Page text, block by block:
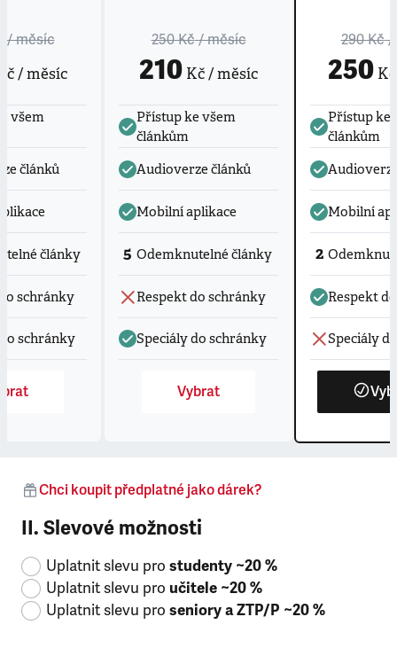
/ měsíc
/ měsíc
všem
článků
články
schránky
schránky
250 Kč/ měsíc
210 Kč / měsíc
Přístup ke všem
článkům
Audioverze článků
Mobilní aplikace
5 Odemknutelné články
Respekt do schránky
Speciály do schránky
Vybrat
290 Kč/
250Kč
Přístup ke
článkům
Mobilní
2
Respekt
Speciály
Chci koupit předplatné jako dárek?
II. Slevové možnosti
Uplatnit slevu pro studenty ~20 %
Uplatnit slevu pro učitele ~20 %
Uplatnit slevu pro seniory a ZTP/P ~20 %